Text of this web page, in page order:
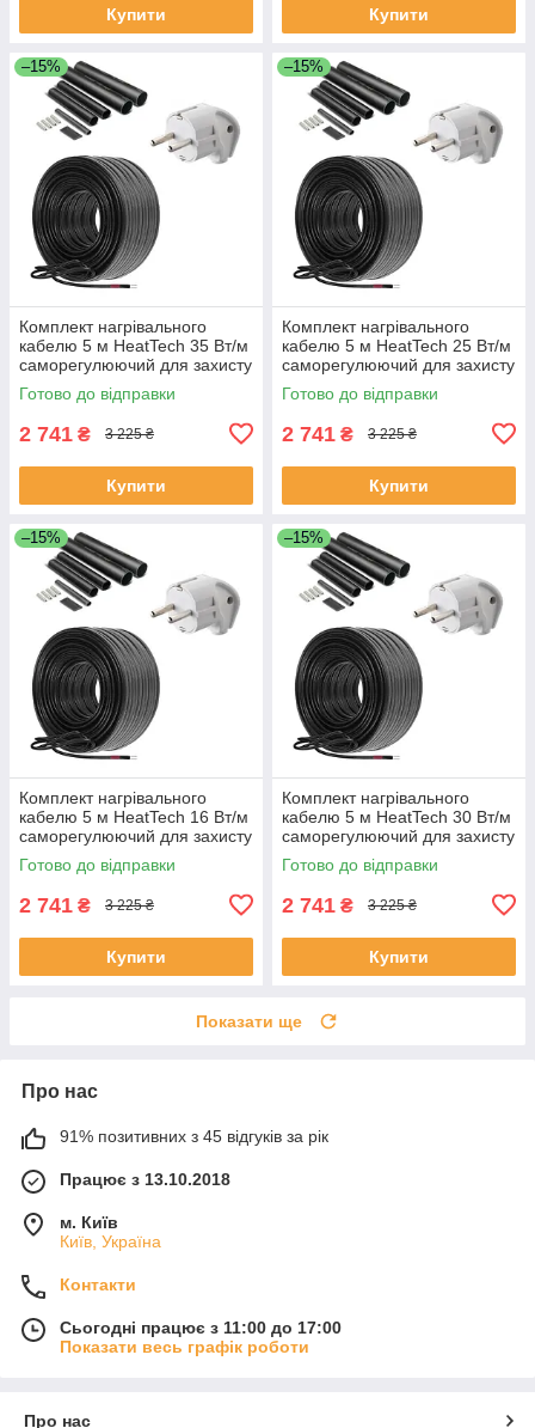
Купити Купити
–15%
Комплект нагрівального
кабелю 5 м HeatTech 35 Вт/м
саморегулюючий для захисту
труб водостоку даху
Готово до відправки
2 741 ₴ 3 225 ₴
Купити
–15%
Комплект нагрівального
кабелю 5 м HeatTech 25 Вт/м
саморегулюючий для захисту
водостоку покрівлі труб
Готово до відправки
2 741 ₴ 3 225 ₴
Купити
–15%
Комплект нагрівального
кабелю 5 м HeatTech 16 Вт/м
саморегулюючий для захисту
водопроводу дахів труб
водостоку
Готово до відправки
2 741 ₴ 3 225 ₴
Купити
–15%
Комплект нагрівального
кабелю 5 м HeatTech 30 Вт/м
саморегулюючий для захисту
покрівлі труб водостоку
Готово до відправки
2 741 ₴ 3 225 ₴
Купити
Показати ще
Про нас
91% позитивних з 45 відгуків за рік
Працює з 13.10.2018
м. Київ
Київ, Україна
Контакти
Сьогодні працює з 11:00 до 17:00
Показати весь графік роботи
Про нас